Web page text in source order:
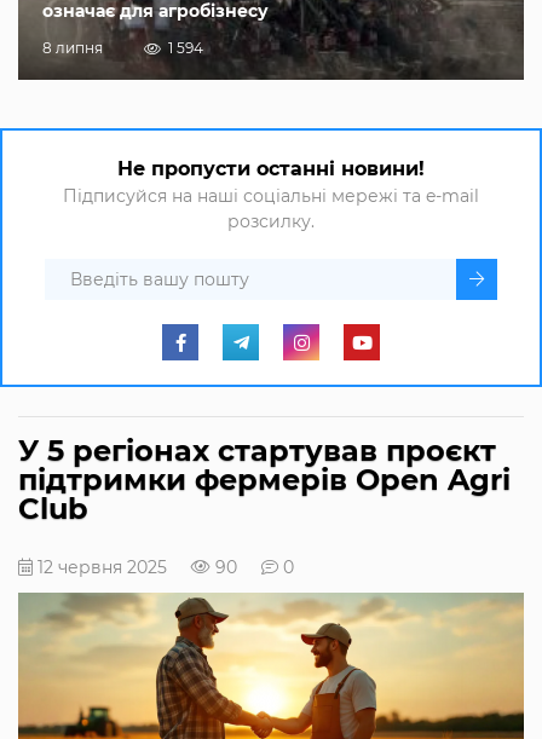
означає для агробізнесу
8 липня 1 594
Не пропусти останні новини!
Підписуйся на наші соціальні мережі та e-mail
розсилку.
У 5 регіонах стартував проєкт
підтримки фермерів Open Agri
Club
12 червня 2025 90 0